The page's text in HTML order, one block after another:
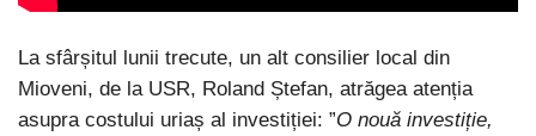
La sfârșitul lunii trecute, un alt consilier local din
Mioveni, de la USR, Roland Ștefan, atrăgea atenția
asupra costului uriaș al investiției: ”O nouă investiție,